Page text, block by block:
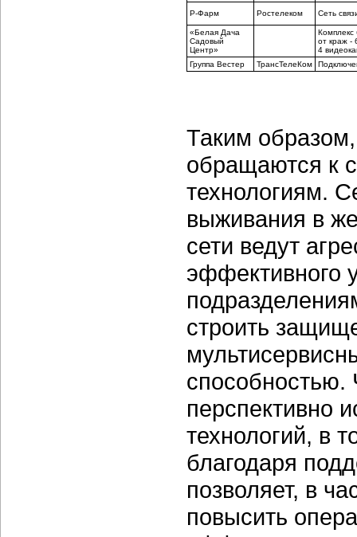
Р-Фарм Ростелеком Сеть
«Белая Дача
Садовый
Центр»
Комплекс
от краж -
4
Группа Вестер
ТрансТелеКом
Таким
обращаются к
технологиям.
выживания в
сети ведут
эффективного
строить
способностью.
перспективно
технологий, в
благодаря
позволяет, в
повысить